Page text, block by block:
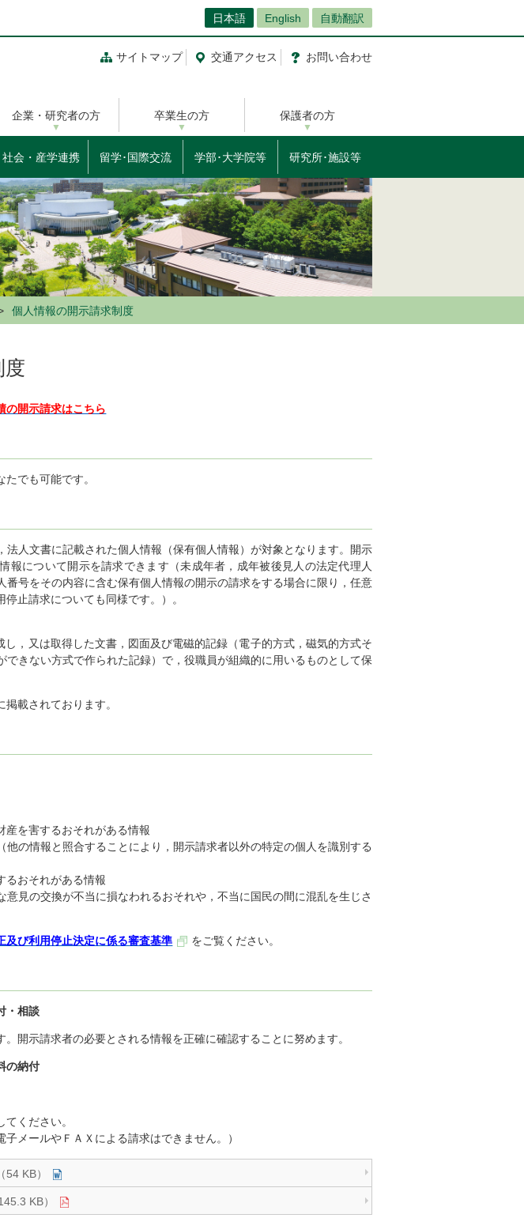
日本語 English 自動翻訳
サイトマップ 交通アクセス お問い合わせ
企業・研究者の方 卒業生の方 保護者の方
社会・産学連携 留学･国際交流 学部･大学院等 研究所･施設等
個人情報の開示請求制度
度
の開示請求はこちら
たでも可能です。
法人文書に記載された個人情報（保有個人情報）が対象となります。開示
報について開示を請求できます（未成年者，成年被後見人の法定代理人
番号をその内容に含む保有個人情報の開示の請求をする場合に限り，任意
止請求についても同様です。）。
，又は取得した文書，図面及び電磁的記録（電子的方式，磁気的方式そ
きない方式で作られた記録）で，役職員が組織的に用いるものとして保
掲載されております。
産を害するおそれがある情報
他の情報と照合することにより，開示請求者以外の特定の個人を識別する
るおそれがある情報
意見の交換が不当に損なわれるおそれや，不当に国民の間に混乱を生じさ
及び利用停止決定に係る審査基準 をご覧ください。
・相談
開示請求者の必要とされる情報を正確に確認することに努めます。
の納付
ください。
子メールやＦＡＸによる請求はできません。）
KB）
KB）